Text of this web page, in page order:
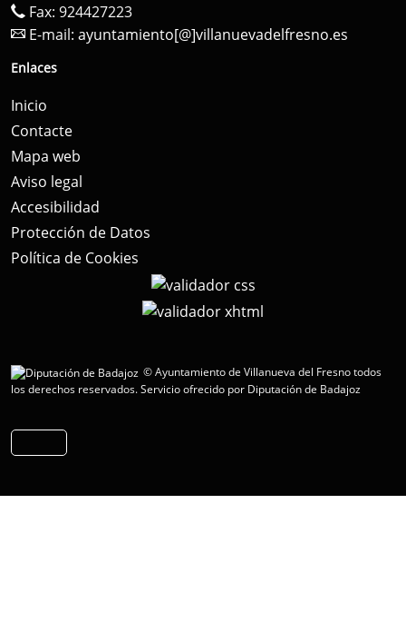
Fax: 924427223
E-mail: ayuntamiento[@]villanuevadelfresno.es
Enlaces
Inicio
Contacte
Mapa web
Aviso legal
Accesibilidad
Protección de Datos
Política de Cookies
© Ayuntamiento de Villanueva del Fresno todos
los derechos reservados.Servicio ofrecido por Diputación de Badajoz